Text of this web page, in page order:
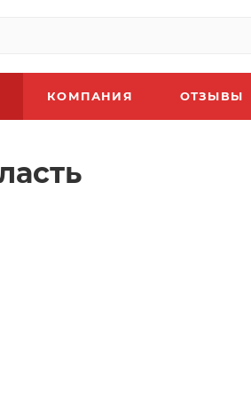
КОМПАНИЯ ОТЗЫВЫ